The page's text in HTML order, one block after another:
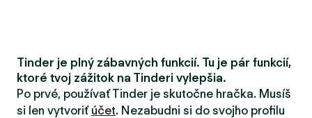
Tinder je plný zábavných funkcií. Tu je pár funkcií,
ktoré tvoj zážitok na Tinderi vylepšia.
Po prvé, používať Tinder je skutočne hračka. Musíš
si len vytvoriť účet. Nezabudni si do svojho profilu